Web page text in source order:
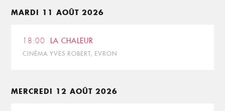
MARDI 11 AOÛT 2026
18:00 LA CHALEUR
CINÉMA YVES ROBERT, EVRON
MERCREDI 12 AOÛT 2026